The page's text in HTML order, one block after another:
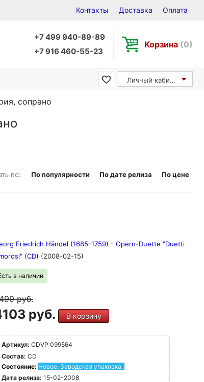
Контакты Доставка Оплата
+7 499 940-89-89
+7 916 460-55-23
Корзина (0)
Личный кабинет
сопрано
по: По популярности По дате релиза По цене
Friedrich Händel (1685-1759) - Opern-Duette "Duetti
(CD) (2008-02-15)
в наличии
руб.
руб. В корзину
Артикул: CDVP 099564
Состав: CD
Состояние: Новое. Заводская упаковка.
Дата релиза: 15-02-2008